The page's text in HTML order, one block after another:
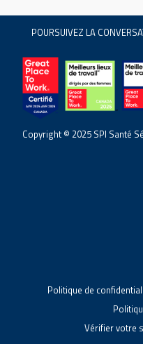
POURSUIVEZ LA
Copyright © 2025 SPI Santé
Politique de
Vérifier votre